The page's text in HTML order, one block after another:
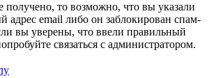
получено, то возможно, что вы указали
адрес email либо он заблокирован спам-
вы уверены, что ввели правильный
связаться с администратором.